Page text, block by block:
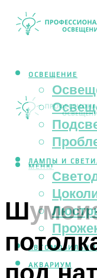
ОСВЕЩЕНИЕ
ЛАМПЫ И
АКВАРИУМ
МЕНЮ